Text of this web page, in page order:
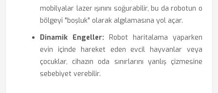
mobilyalar lazer ışınını soğurabilir, bu da robotun o
bölgeyi "boşluk" olarak algılamasına yol açar.
Dinamik Engeller: Robot haritalama yaparken
evin içinde hareket eden evcil hayvanlar veya
çocuklar, cihazın oda sınırlarını yanlış çizmesine
sebebiyet verebilir.